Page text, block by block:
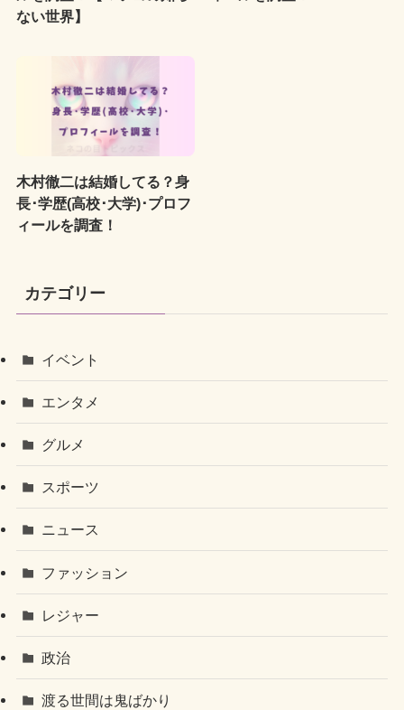
ない世界】
木村徹二は結婚してる？身
長･学歴(高校･大学)･プロフ
ィールを調査！
カテゴリー
イベント
エンタメ
グルメ
スポーツ
ニュース
ファッション
レジャー
政治
渡る世間は鬼ばかり